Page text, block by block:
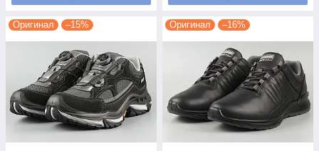
Оригинал –15% Оригинал –16%